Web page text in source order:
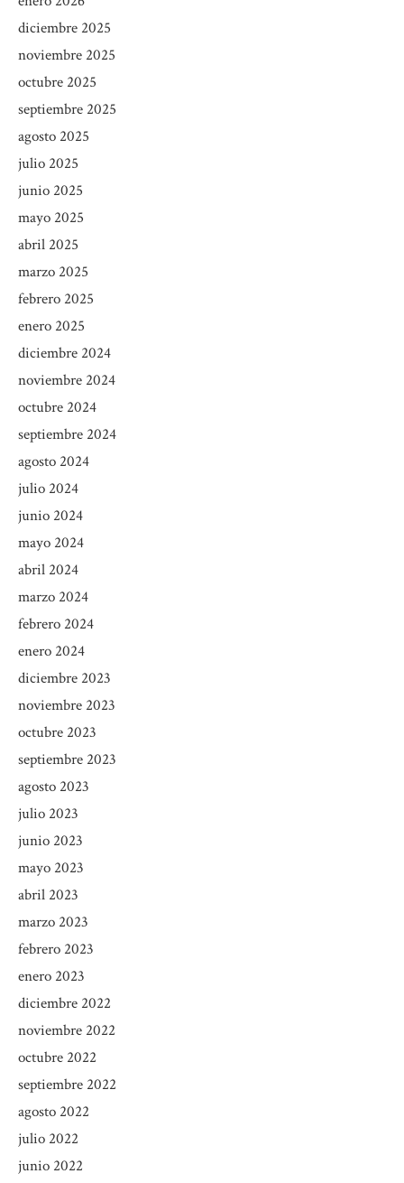
diciembre 2025
noviembre 2025
octubre 2025
septiembre 2025
agosto 2025
julio 2025
junio 2025
mayo 2025
abril 2025
marzo 2025
febrero 2025
enero 2025
diciembre 2024
noviembre 2024
octubre 2024
septiembre 2024
agosto 2024
julio 2024
junio 2024
mayo 2024
abril 2024
marzo 2024
febrero 2024
enero 2024
diciembre 2023
noviembre 2023
octubre 2023
septiembre 2023
agosto 2023
julio 2023
junio 2023
mayo 2023
abril 2023
marzo 2023
febrero 2023
enero 2023
diciembre 2022
noviembre 2022
octubre 2022
septiembre 2022
agosto 2022
julio 2022
junio 2022